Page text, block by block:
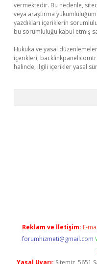
vermektedir. Bu nedenle,
veya araştırma
yazdıkları içeriklerin
bu sorumluluğu kabul etmiş
Hukuka ve yasal
içerikleri,
halinde, ilgili içerikler yasal
Reklam ve İletişim: E-
forumhizmeti@gmail.com
Yasal Uyarı: Sitemiz, 5651